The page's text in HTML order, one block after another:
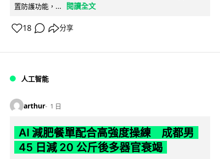
置防護功能，...
閱讀全文
18 分享
人工智能
arthur 1 日
AI 減肥餐單配合高強度操練 成都男
45 日減 20 公斤後多器官衰竭